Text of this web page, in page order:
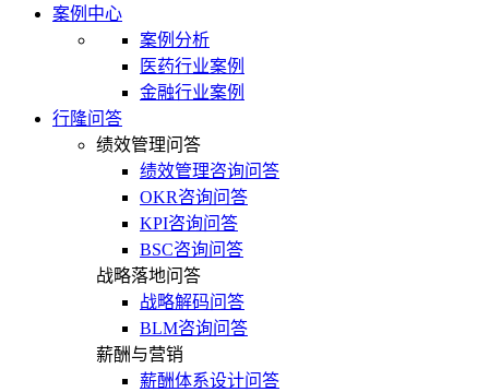
案例中心
案例分析
医药行业案例
金融行业案例
行隆问答
绩效管理问答
绩效管理咨询问答
OKR咨询问答
KPI咨询问答
BSC咨询问答
战略落地问答
战略解码问答
BLM咨询问答
薪酬与营销
薪酬体系设计问答